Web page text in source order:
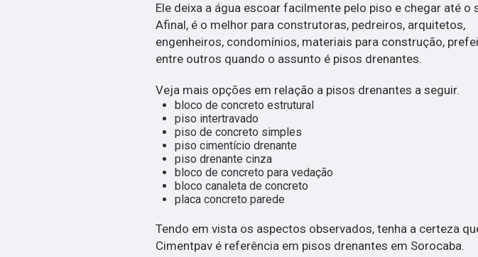
Ele deixa a água escoar facilmente pelo piso e chegar até o
Afinal, é o melhor para construtoras, pedreiros, arquitetos,
engenheiros, condomínios, materiais para construção,
entre outros quando o assunto é pisos drenantes.
Veja mais opções em relação a pisos drenantes a seguir.
bloco de concreto estrutural
piso intertravado
piso de concreto simples
piso cimentício drenante
piso drenante cinza
bloco de concreto para vedação
bloco canaleta de concreto
placa concreto parede
Tendo em vista os aspectos observados, tenha a certeza
Cimentpav é referência em pisos drenantes em Sorocaba.